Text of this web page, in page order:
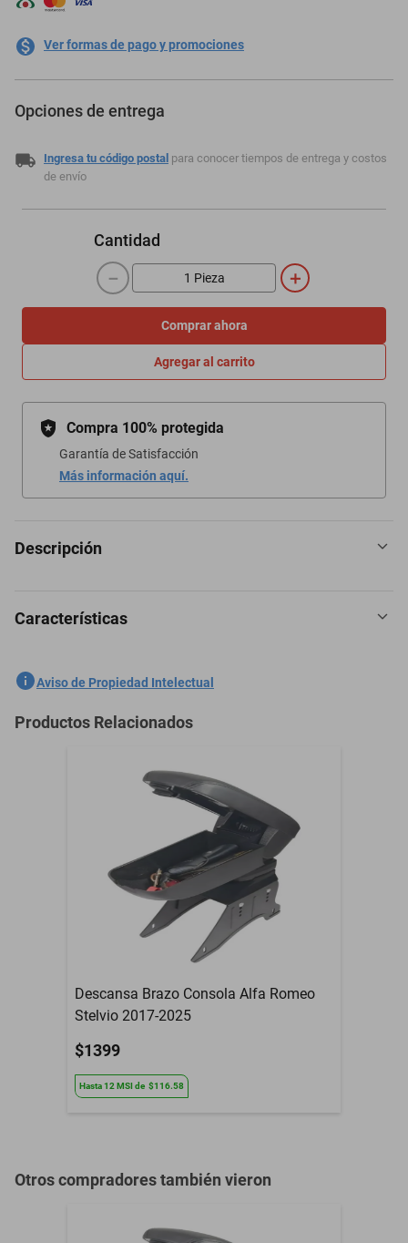
Ver formas de pago y promociones
Opciones de entrega
Ingresa tu código postal para conocer tiempos de entrega y costos
de envío
Cantidad
＋
－
Comprar ahora
Agregar al carrito
Compra 100% protegida
Garantía de Satisfacción
Más información aquí.
Descripción
Descansa Brazo Codera Acura Tsx 2010-2012 Rojo
Características
SKU
Marca
Contenido del Empaque Descansa Brazo Codera
3 Meses
Aviso de Propiedad Intelectual
Productos Relacionados
Descansa Brazo Consola Alfa Romeo
Stelvio 2017-2025
$1399
Hasta12 MSIde $116.58
Otros compradores también vieron